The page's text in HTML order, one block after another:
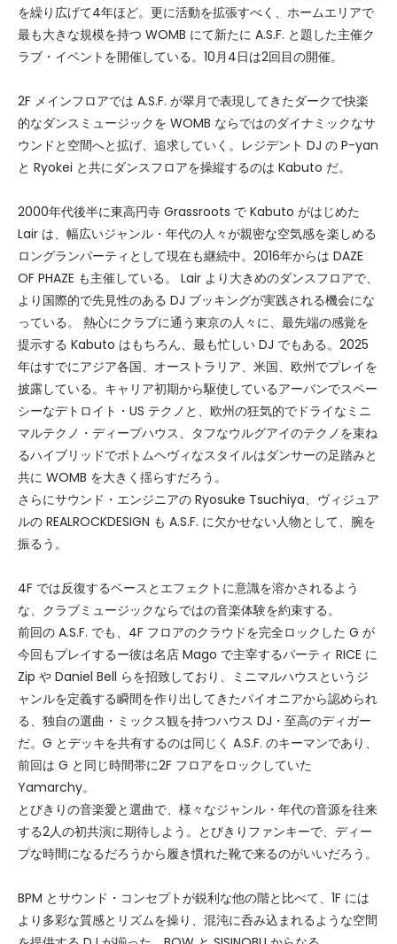
を繰り広げて4年ほど。更に活動を拡張すべく、ホームエリアで
最も大きな規模を持つ WOMB にて新たに A.S.F. と題した主催ク
ラブ・イベントを開催している。10月4日は2回目の開催。
2F メインフロアでは A.S.F. が翠月で表現してきたダークで快楽
的なダンスミュージックを WOMB ならではのダイナミックなサ
ウンドと空間へと拡げ、追求していく。レジデント DJ の P-yan
と Ryokei と共にダンスフロアを操縦するのは Kabuto だ。
2000年代後半に東高円寺 Grassroots で Kabuto がはじめた
Lair は、幅広いジャンル・年代の人々が親密な空気感を楽しめる
ロングランパーティとして現在も継続中。2016年からは DAZE
OF PHAZE も主催している。 Lair より大きめのダンスフロアで、
より国際的で先見性のある DJ ブッキングが実践される機会にな
っている。 熱心にクラブに通う東京の人々に、最先端の感覚を
提示する Kabuto はもちろん、最も忙しい DJ でもある。2025
年はすでにアジア各国、オーストラリア、米国、欧州でプレイを
披露している。キャリア初期から駆使しているアーバンでスペー
シーなデトロイト・US テクノと、欧州の狂気的でドライなミニ
マルテクノ・ディープハウス、タフなウルグアイのテクノを束ね
るハイブリッドでボトムヘヴィなスタイルはダンサーの足踏みと
共に WOMB を大きく揺らすだろう。
さらにサウンド・エンジニアの Ryosuke Tsuchiya、ヴィジュア
ルの REALROCKDESIGN も A.S.F. に欠かせない人物として、腕を
振るう。
4F では反復するベースとエフェクトに意識を溶かされるよう
な、クラブミュージックならではの音楽体験を約束する。
前回の A.S.F. でも、4F フロアのクラウドを完全ロックした G が
今回もプレイするー彼は名店 Mago で主宰するパーティ RICE に
Zip や Daniel Bell らを招致しており、ミニマルハウスというジ
ャンルを定義する瞬間を作り出してきたパイオニアから認められ
る、独自の選曲・ミックス観を持つハウス DJ・至高のディガー
だ。G とデッキを共有するのは同じく A.S.F. のキーマンであり、
前回は G と同じ時間帯に2F フロアをロックしていた
Yamarchy。
とびきりの音楽愛と選曲で、様々なジャンル・年代の音源を往来
する2人の初共演に期待しよう。とびきりファンキーで、ディー
プな時間になるだろうから履き慣れた靴で来るのがいいだろう。
BPM とサウンド・コンセプトが鋭利な他の階と比べて、1F には
より多彩な質感とリズムを操り、混沌に呑み込まれるような空間